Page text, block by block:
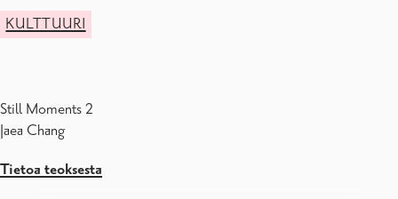
KULTTUURI
Still Moments 2
Jaea Chang
Tietoa teoksesta